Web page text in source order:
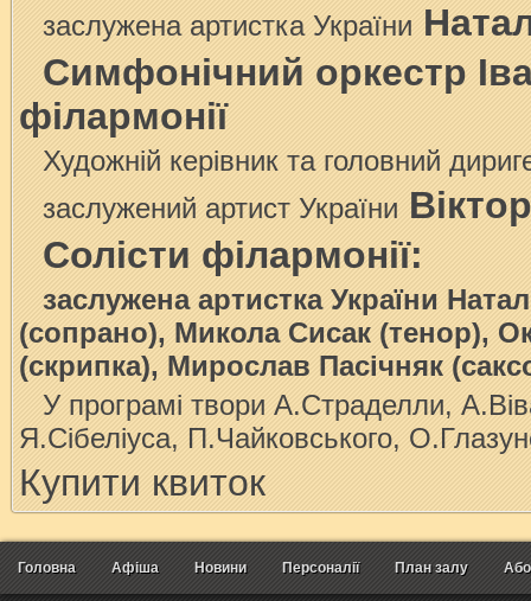
заслужена артистка України
Симфонічний оркестр
філармонії
Художній керівник та головний
заслужений артист України
Солісти філармонії:
заслужена артистка України
(сопрано), Микола Сисак (тенор),
(скрипка), Мирослав Пасічняк
У програмі твори А.Страделли,
Я.Сібеліуса, П.Чайковського,
Купити квиток
Головна Афіша Новини Персоналії План залу